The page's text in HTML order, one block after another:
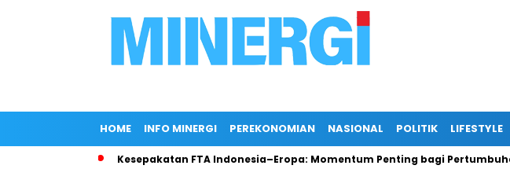
HOME INFO MINERGI PEREKONOMIAN NASIONAL POLITIK LIFESTYLE
Kesepakatan FTA Indonesia–Eropa: Momentum Penting bagi Pertumbuhan dan